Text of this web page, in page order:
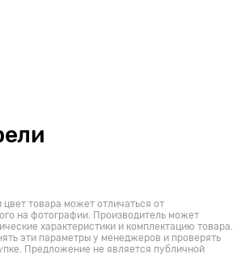
товара может отличаться от
на фотографии. Производитель может
характеристики и комплектацию товара.
эти параметры у менеджеров и проверять
Предложение не является публичной